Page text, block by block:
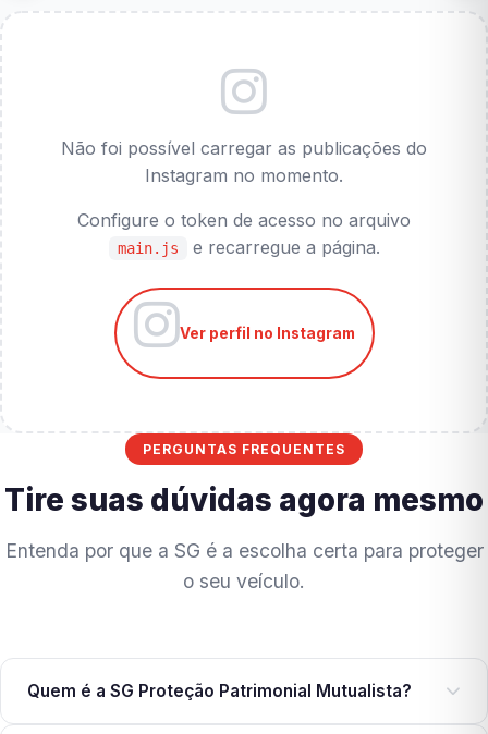
Não foi possível carregar as publicações do
Instagram no momento.
Configure o token de acesso no arquivo
main.js e recarregue a página.
Ver perfil no Instagram
PERGUNTAS FREQUENTES
Tire suas dúvidas agora mesmo
Entenda por que a SG é a escolha certa para proteger
o seu veículo.
Quem é a SG Proteção Patrimonial Mutualista?